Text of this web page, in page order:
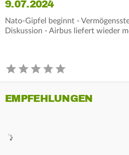
9.07.2024
Nato-Gipfel beginnt -
Diskussion - Airbus liefert wieder
EMPFEHLUNGEN